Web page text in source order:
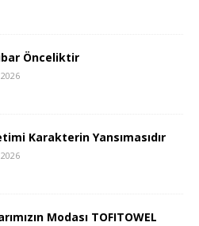
Önceliktir
Karakterin Yansımasıdır
Modası TOFITOWEL